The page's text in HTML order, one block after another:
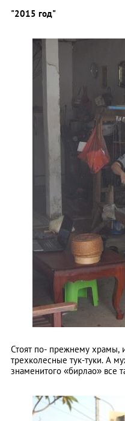
"2015 год"
Стоят по- прежнему храмы,
трехколесные тук-туки. А
знаменитого «бирлао» все